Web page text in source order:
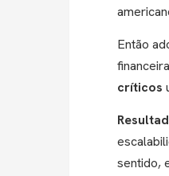
Então
críticos
sentido,